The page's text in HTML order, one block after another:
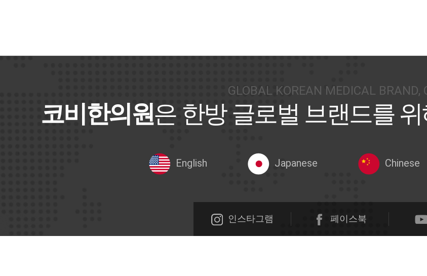
GLOBAL KOREAN MEDICAL BRAND,
코비한의원은 한방 글로벌 브랜드를
English Japanese Chinese
인스타그램 페이스북